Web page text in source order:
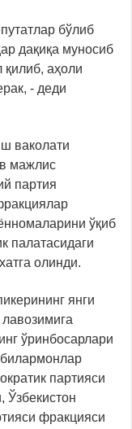
бўлиб
дақиқа муносиб
қилиб, аҳоли
- деди
ваколати
мажлис
партия
ўқиб
палатасидаги
олинди.
янги
ўринбосарлари
партияси
Ўзбекистон
фракцияси